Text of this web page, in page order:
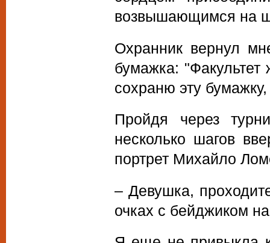
возвышающимся на
Охранник вернул
бумажка:
сохраню эту
Пройдя через
несколько шагов
портрет Михайло
– Девушка,
очках с бейджиком